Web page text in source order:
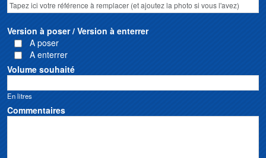
Version à poser / Version à enterrer
A poser
A enterrer
Volume souhaité
En litres
Commentaires